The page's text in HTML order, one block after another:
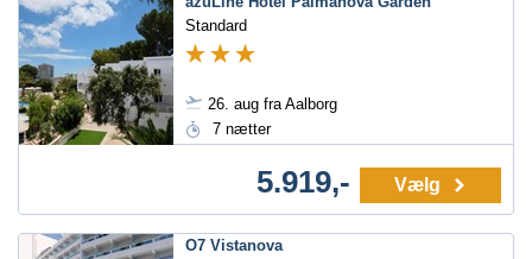
Standard
26. aug fra Aalborg
7 nætter
5.919,- Vælg
O7 Vistanova